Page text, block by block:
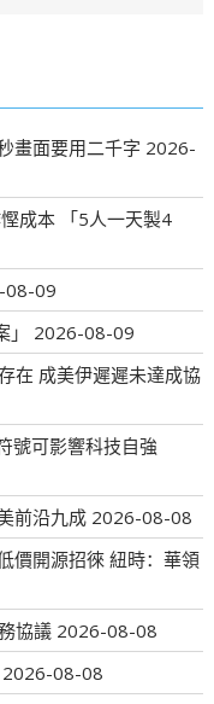
畫面要用二千字 2026-
成本 「5人一天製4
08-09
2026-08-09
在 成美伊遲遲未達成協
號可影響科技自強
前沿九成 2026-08-08
價開源招徠 紐時：華領
協議 2026-08-08
2026-08-08